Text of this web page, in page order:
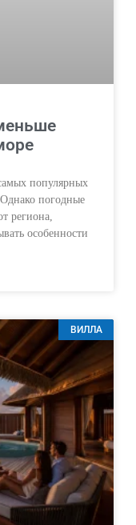
популярных
погодные
региона,
особенности
ВИЛЛА